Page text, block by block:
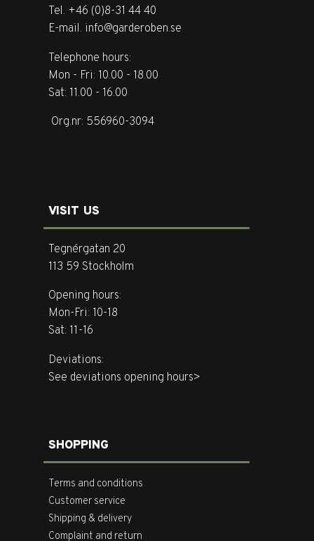
Tel. +46 (0)8-31 44 40
E-mail. info@garderoben.se
Telephone hours:
Mon - Fri: 10.00 - 18.00
Sat: 11.00 - 16.00
Org.nr: 556960-3094
VISIT US
Tegnérgatan 20
113 59 Stockholm
Opening hours:
Mon-Fri: 10-18
Sat: 11-16
Deviations:
See deviations opening hours>
SHOPPING
Terms and conditions
Customer service
Shipping & delivery
Complaint and return